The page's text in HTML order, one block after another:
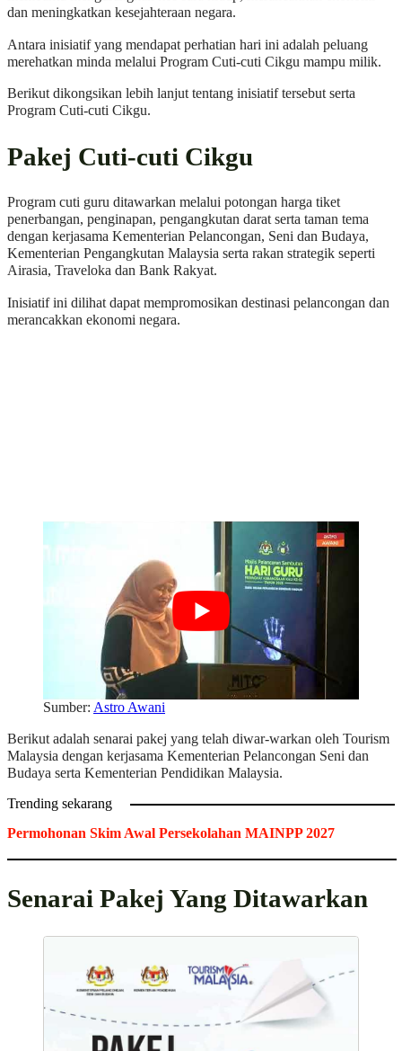
dan meningkatkan kesejahteraan negara.
Antara inisiatif yang mendapat perhatian hari ini adalah peluang
merehatkan minda melalui Program Cuti-cuti Cikgu mampu milik.
Berikut dikongsikan lebih lanjut tentang inisiatif tersebut serta
Program Cuti-cuti Cikgu.
Pakej Cuti-cuti Cikgu
Program cuti guru ditawarkan melalui potongan harga tiket
penerbangan, penginapan, pengangkutan darat serta taman tema
dengan kerjasama Kementerian Pelancongan, Seni dan Budaya,
Kementerian Pengangkutan Malaysia serta rakan strategik seperti
Airasia, Traveloka dan Bank Rakyat.
Inisiatif ini dilihat dapat mempromosikan destinasi pelancongan dan
merancakkan ekonomi negara.
Sumber: Astro Awani
Berikut adalah senarai pakej yang telah diwar-warkan oleh Tourism
Malaysia dengan kerjasama Kementerian Pelancongan Seni dan
Budaya serta Kementerian Pendidikan Malaysia.
Trending sekarang
Permohonan Skim Awal Persekolahan MAINPP 2027
Senarai Pakej Yang Ditawarkan